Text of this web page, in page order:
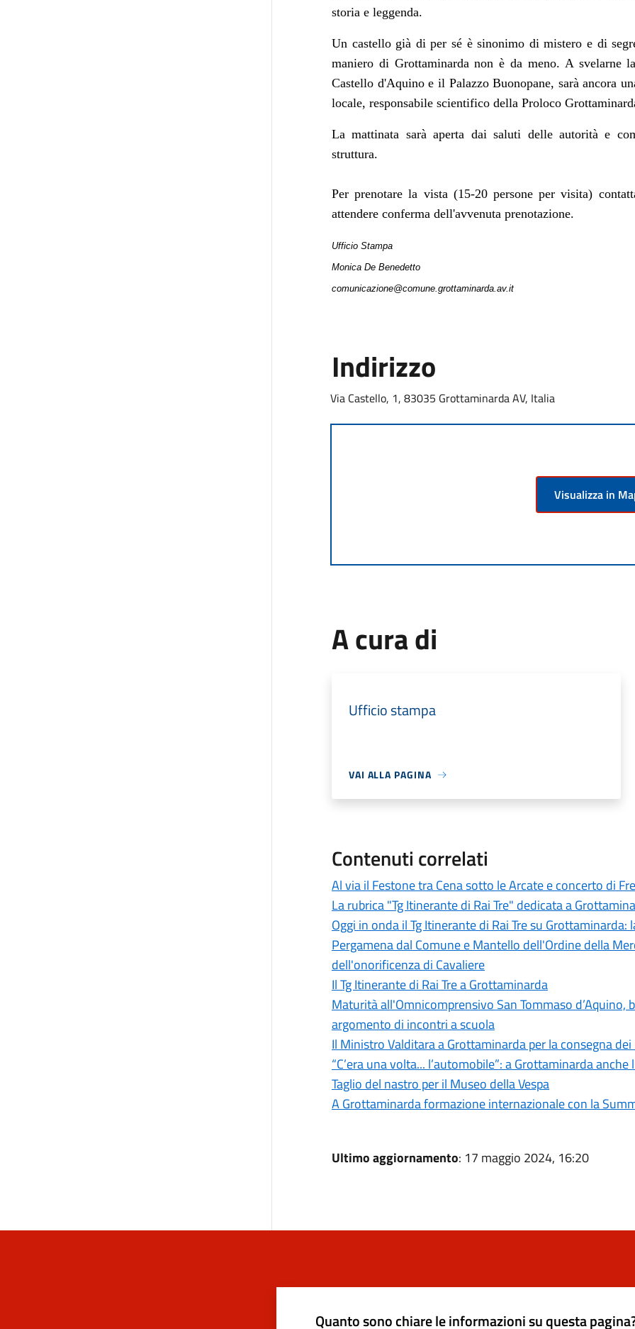
storia e leggenda.
Un castello già di per sé è sinonimo di mistero e di
maniero di Grottaminarda non è da meno. A svelarne
Castello d'Aquino e il Palazzo Buonopane, sarà ancora
locale, responsabile scientifico della Proloco
La mattinata sarà aperta dai saluti delle autorità e
struttura.
Per prenotare la vista (15-20 persone per visita)
attendere conferma dell'avvenuta prenotazione.
Ufficio Stampa
Monica De Benedetto
comunicazione@comune.grottaminarda.av.it
Indirizzo
Via Castello, 1, 83035 Grottaminarda AV, Italia
Visualizza in
A cura di
Ufficio stampa
VAI ALLA PAGINA
Contenuti correlati
Al via il Festone tra Cena sotto le Arcate e concerto di
La rubrica "Tg Itinerante di Rai Tre" dedicata a
Oggi in onda il Tg Itinerante di Rai Tre su
Pergamena dal Comune e Mantello dell'Ordine della
dell'onorificenza di Cavaliere
Il Tg Itinerante di Rai Tre a Grottaminarda
Maturità all'Omnicomprensivo San Tommaso
argomento di incontri a scuola
Il Ministro Valditara a Grottaminarda per la consegna
“C’era una volta... l’automobile”: a Grottaminarda
Taglio del nastro per il Museo della Vespa
A Grottaminarda formazione internazionale con la
Ultimo aggiornamento: 17 maggio 2024, 16:20
Quanto sono chiare le informazioni su questa